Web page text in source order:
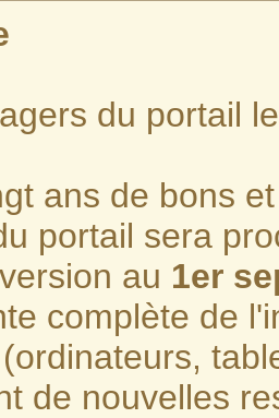
du portail
ans de bons
portail sera
au 1er
complète de
de nouvelles